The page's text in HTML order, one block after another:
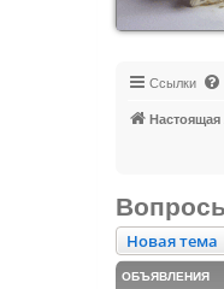
Ссылки
Новая тема
Новаятема
ОБЪЯВЛЕНИЯ